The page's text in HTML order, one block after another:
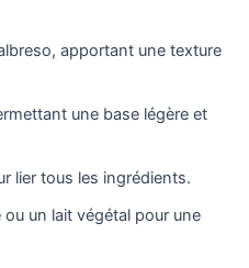
apportant une texture
une base légère et
lier tous les ingrédients.
un lait végétal pour une